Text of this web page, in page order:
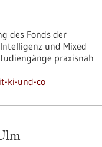
des Fonds der
und Mixed
praxisnah
ki-und-co